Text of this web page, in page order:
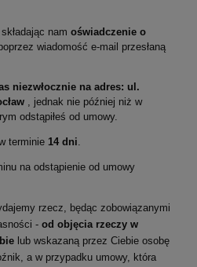
nam oświadczenie o
wiadomość e-mail przesłaną
niezwłocznie na adres: ul.
, jednak nie później niż w
odstąpiłeś od umowy.
terminie 14 dni.
na odstąpienie od umowy
rzecz, będąc zobowiązanymi
- od objęcia rzeczy w
lub wskazaną przez Ciebie osobę
a w przypadku umowy, która